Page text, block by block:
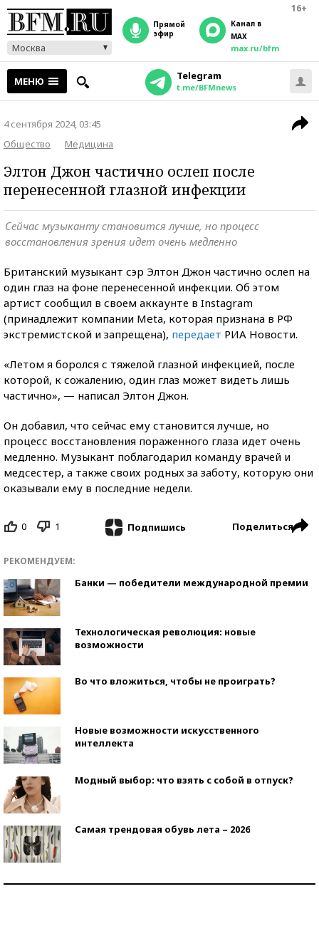
16+
Москва
прямой
эфир
Канал в
MAX
max.ru/bfm
МЕНЮ Telegram
t.me/BFMnews
4 сентября 2024, 03:45
Общество
Медицина
Элтон Джон частично ослеп после
перенесенной глазной инфекции
Сейчас музыканту становится лучше, но процесс
восстановления зрения идет очень медленно
Британский музыкант сэр Элтон Джон частично ослеп на
один глаз на фоне перенесенной инфекции. Об этом
артист сообщил в своем аккаунте в Instagram
(принадлежит компании Meta, которая признана в РФ
экстремистской и запрещена), передает РИА Новости.
«Летом я боролся с тяжелой глазной инфекцией, после
которой, к сожалению, один глаз может видеть лишь
частично», — написал Элтон Джон.
Он добавил, что сейчас ему становится лучше, но
процесс восстановления пораженного глаза идет очень
медленно. Музыкант поблагодарил команду врачей и
медсестер, а также своих родных за заботу, которую они
оказывали ему в последние недели.
0 1 Подпишись Поделиться
РЕКОМЕНДУЕМ:
Банки — победители международной премии
Технологическая революция: новые
возможности
Во что вложиться, чтобы не проиграть?
Новые возможности искусственного
интеллекта
Модный выбор: что взять с собой в отпуск?
Самая трендовая обувь лета – 2026